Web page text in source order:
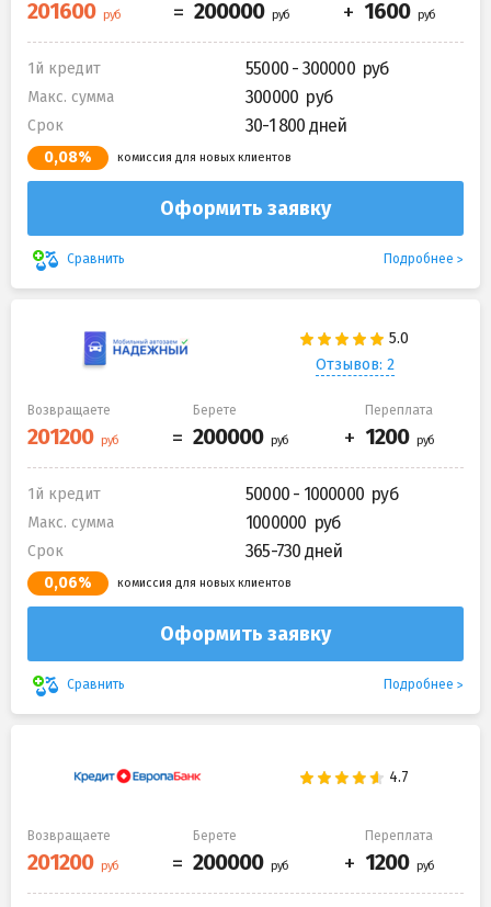
1й кредит 55000 - 300000
Макс. сумма 300000
Срок 30-1 800 дней
0,08% комиссия для новых клиентов
Оформить заявку
Сравнить Подробнее
Отзывов: 2
Возвращаете Берете Переплата
1й кредит 50000 - 1000000
Макс. сумма 1000000
Срок 365-730 дней
0,06% комиссия для новых клиентов
Оформить заявку
Сравнить Подробнее
Возвращаете Берете Переплата